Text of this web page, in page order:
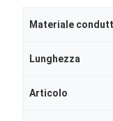
Materiale
Lunghezza
Articolo